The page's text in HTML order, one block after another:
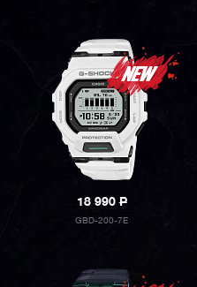
18 990P
GBD-200-7E